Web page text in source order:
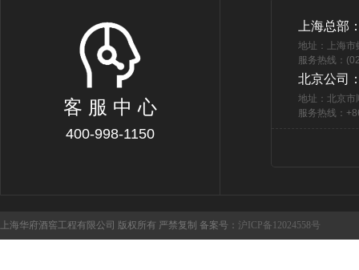
客 服 中 心
400-998-1150
上海总部
地址：上海
服务热线：
北京公司
地址：北京市
服务热线：
上海华府酒窖工程有限公司 版权所有 严禁复制 备案号： 沪ICP备12024558号